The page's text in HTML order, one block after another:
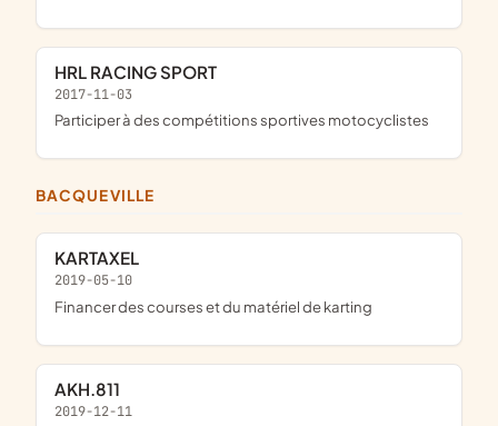
HRL RACING SPORT
2017-11-03
participer à des compétitions sportives motocyclistes
BACQUEVILLE
KARTAXEL
2019-05-10
financer des courses et du matériel de karting
AKH.811
2019-12-11